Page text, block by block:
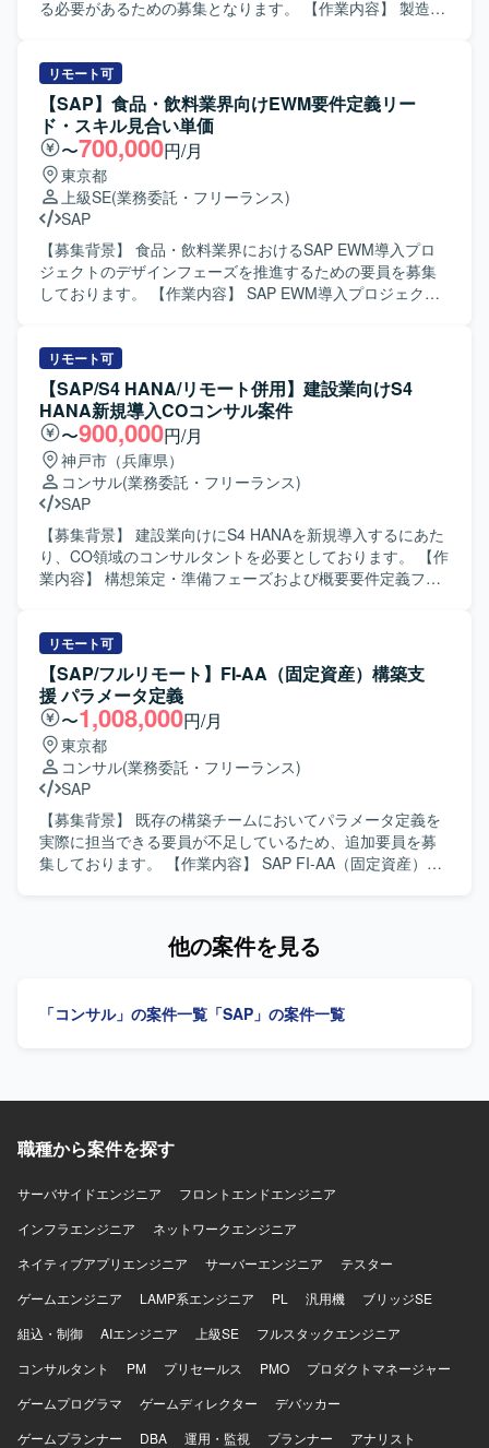
的に説明しつつ合意形成をリードできる方、変化のある状
ぐ大規模なSAP導入プロジェクトに参画いただけます。複
数モジュールにまたがる業務・システム領域を経験できる
とともに、可視化基盤の構築にも関わることで、上流工程
から基盤構想まで幅広い経験を積むことができます。グロ
ーバル環境でのプロジェクト推進を通じて、英語力やマル
チカルチャーコミュニケーションのスキル向上も期待でき
ます。 【開発環境】 SAPを中心とした基幹システムおよび
可視化基盤を対象とした環境でのプロジェクトとなりま
す。
る必要があるための募集となります。 【作業内容】 製造メ
よび対応方針の検討、変更要求に対する要件整理や概要設
計、顧客からの問い合わせ内容の分析および回答作成、な
らびに必要に応じたABAPプログラムの改修や動作確認など
を担当していただきます。また、関連部門との調整やドキ
ュメント作成なども実施していただきます。 【求める人物
像】 SAPの業務・技術両面に主体的に取り組み、関係者と
円滑にコミュニケーションを取りながら課題解決を進めて
いただける方を求めております。自ら状況を整理し、顧客
の要望を的確に理解して提案・改善に結びつけられる方に
ご活躍いただける環境です。 【ポジションの魅力】 複数モ
ジュール（SD/MM/PP）に関わりながら、導入後の運用保
義から設計・改善提案まで幅広いフェーズを経験でき、
SAPスキルを一層高めていただけます。 【開発環境】 SAP
ERP環境上での運用保守・改修作業が中心となり、ABAPに
よるプログラム改修および関連ドキュメントの作成を行っ
ていただきます。
リモート可
【SAP】食品・飲料業界向けEWM要件定義リー
ド・スキル見合い単価
〜700,000円/月
東京都
上級SE(業務委託・フリーランス)
SAP
【募集背景】 食品・飲料業界におけるSAP EWM導入プロ
ジェクトのデザインフェーズを推進するための要員を募集
しております。 【作業内容】 SAP EWM導入プロジェクト
要件の整理、EWM機能とのフィット＆ギャップ整理、コン
フィグ設定方針の検討、アドオンが必要な箇所の設計方針
立案などを行っていただきます。また、関係者との要件定
義セッションを主導し、合意形成や成果物のとりまとめを
行っていただきます。 【求める人物像】 複数のステークホ
ルダーと円滑にコミュニケーションを取りながら、主体的
に要件定義をリードしていただける方を求めております。
グローバルメンバーとの協働に前向きで、ドキュメント作
成や議論のファシリテーションを丁寧に進められる方が望
ましいです。 【ポジションの魅力】 食品・飲料業界におけ
るEWM導入の上流工程に深く関わることができ、S/4 EWM
ロセス設計からシステムデザインまで一貫した経験を得ら
れる環境です。 【開発環境】 SAP S/4 EWMを中心とした
ERP環境にて作業していただきます。
リモート可
【SAP/S4 HANA/リモート併用】建設業向けS4
HANA新規導入COコンサル案件
〜900,000円/月
神戸市（兵庫県）
コンサル(業務委託・フリーランス)
SAP
【募集背景】 建設業向けにS4 HANAを新規導入するにあた
り、CO領域のコンサルタントを必要としております。 【作
業内容】 構想策定・準備フェーズおよび概要要件定義フェ
【求める人物像】 業務担当者と円滑にコミュニケーション
を取りながら業務ヒアリングや課題整理を主体的に進めて
いただける方を求めております。 【ポジションの魅力】 建
設業向けS4 HANAの新規導入に初期段階から参画でき、構
想策定から要件定義まで上流工程をリードできるポジショ
ンです。 【開発環境】 S4 HANA、SAPパブリッククラウド
環境、Acivate導入方法論を用いたプロジェクトとなりま
す。
リモート可
【SAP/フルリモート】FI-AA（固定資産）構築支
援 パラメータ定義
〜1,008,000円/月
東京都
コンサル(業務委託・フリーランス)
SAP
【募集背景】 既存の構築チームにおいてパラメータ定義を
実際に担当できる要員が不足しているため、追加要員を募
集しております。 【作業内容】 SAP FI-AA（固定資産）お
一員として設計および設定作業をご担当いただきます。経
定義を実プロジェクトで主体的に担当したご経験をお持ち
ですと望ましいです。 【ポジションの魅力】 IFRS16を踏
および関連領域のコンサルスキルを高めていただける案件
通じて、実務的なノウハウを蓄積していただけます。 【開
を中心としたSAP環境での構築支援となります。
他の案件を見る
「コンサル」の案件一覧 「SAP」の案件一覧
職種から案件を探す
サーバサイドエンジニア
フロントエンドエンジニア
インフラエンジニア
ネットワークエンジニア
ネイティブアプリエンジニア
サーバーエンジニア
テスター
ゲームエンジニア
LAMP系エンジニア PL 汎用機
ブリッジSE
組込・制御
AIエンジニア 上級SE
フルスタックエンジニア
コンサルタント
PM プリセールス PMO
プロダクトマネージャー
ゲームプログラマ
ゲームディレクター
デバッカー
ゲームプランナー
DBA 運用・監視 プランナー
アナリスト